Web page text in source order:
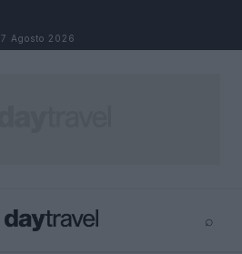
7 Agosto 2026
⌕